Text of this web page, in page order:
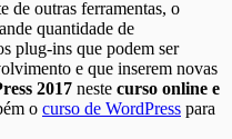
de outras ferramentas, o
quantidade de
plug-ins que podem ser
e que inserem novas
2017 neste curso online e
o curso de WordPress para